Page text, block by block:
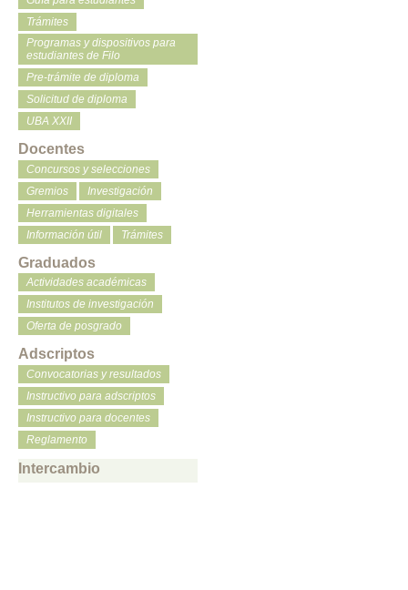
Trámites
Programas y dispositivos para
estudiantes de Filo
Pre-trámite de diploma
Solicitud de diploma
UBA XXII
Docentes
Concursos y selecciones
Gremios
Investigación
Herramientas digitales
Información útil
Trámites
Graduados
Actividades académicas
Institutos de investigación
Oferta de posgrado
Adscriptos
Convocatorias y resultados
Instructivo para adscriptos
Instructivo para docentes
Reglamento
Intercambio